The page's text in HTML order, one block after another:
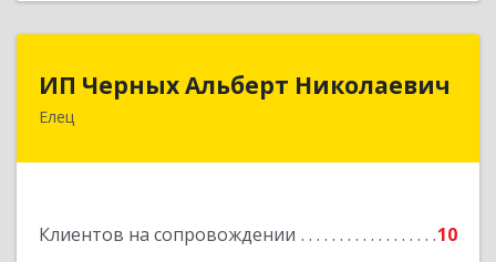
ИП Черных Альберт Николаевич
Елец
Клиентов на сопровождении 10
ИП Черных Альберт Николаевич
399771, Липецкая обл, Елец г, Н.Гусевой ул, 56А